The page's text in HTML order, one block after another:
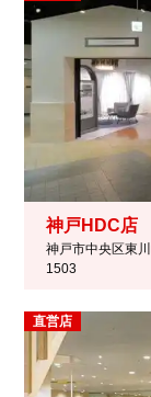
神戸HDC店
神戸市中央区東
1503
直営店